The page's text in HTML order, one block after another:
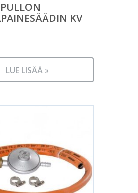
KV
LUE LISÄÄ »